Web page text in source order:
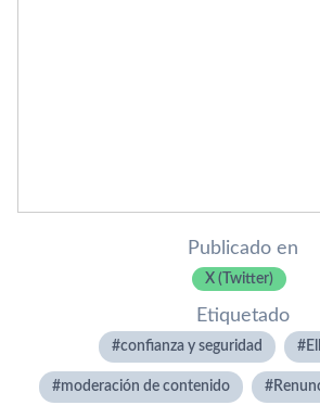
Publicado en
X (Twitter)
Etiquetado
confianza y seguridad
moderación de contenido